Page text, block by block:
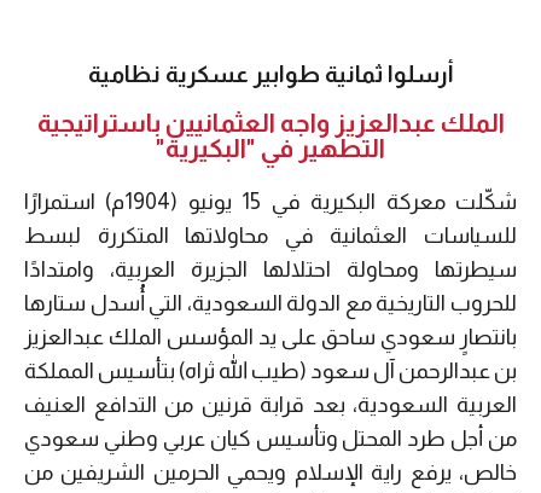
أرسلوا ثمانية طوابير عسكرية نظامية
الملك عبدالعزيز واجه العثمانيين باستراتيجية
التطهير في "البكيرية"
شكّلت معركة البكيرية في 15 يونيو (1904م) استمرارًا
للسياسات العثمانية في محاولاتها المتكررة لبسط
سيطرتها ومحاولة احتلالها الجزيرة العربية، وامتدادًا
للحروب التاريخية مع الدولة السعودية، التي أُسدل ستارها
بانتصارٍ سعودي ساحق على يد المؤسس الملك عبدالعزيز
بن عبدالرحمن آل سعود (طيب الله ثراه) بتأسيس المملكة
العربية السعودية، بعد قرابة قرنين من التدافع العنيف
من أجل طرد المحتل وتأسيس كيان عربي وطني سعودي
خالص، يرفع راية الإسلام ويحمي الحرمين الشريفين من